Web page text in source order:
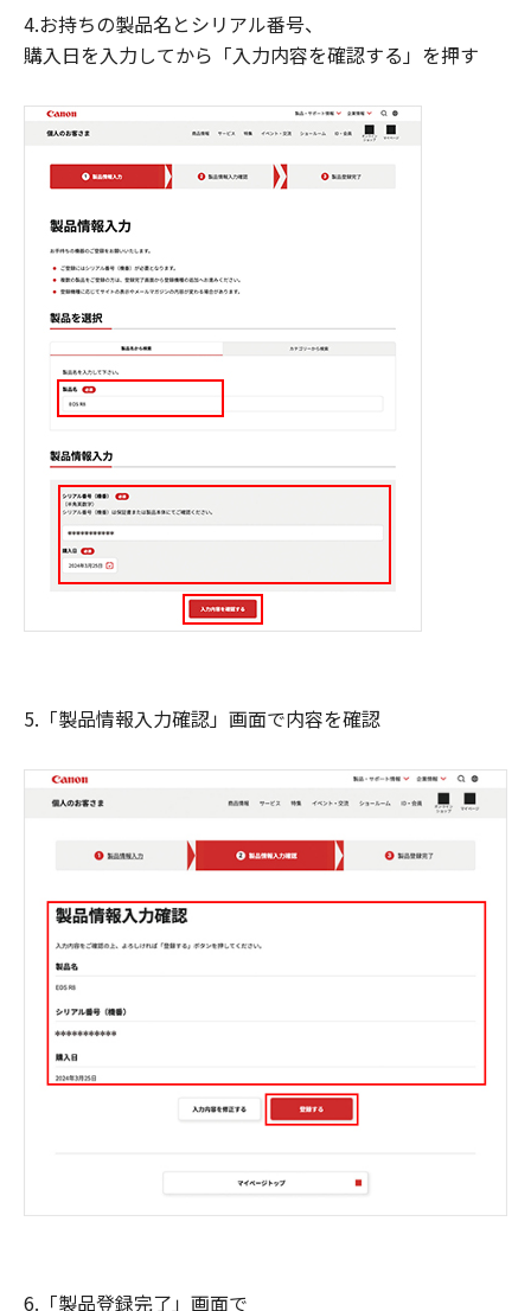
4.お持ちの製品名とシリアル番号、
購入日を入力してから「入力内容を確認する」を押す
5.「製品情報入力確認」画面で内容を確認
6.「製品登録完了」画面で